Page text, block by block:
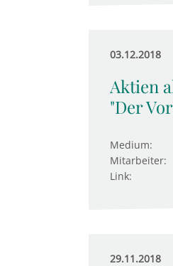
03.12.2018
Aktien
"Der
Medium:
Mitarbeiter:
Link:
29.11.2018